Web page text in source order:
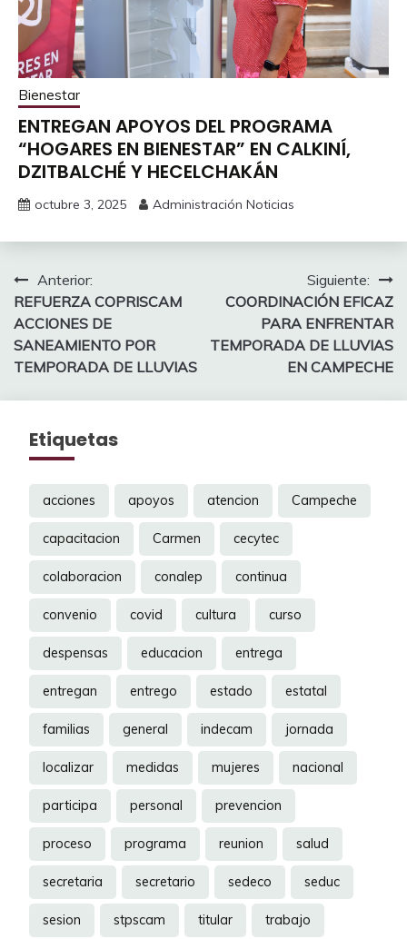
Bienestar
ENTREGAN APOYOS DEL PROGRAMA
“HOGARES EN BIENESTAR” EN CALKINÍ,
DZITBALCHÉ Y HECELCHAKÁN
octubre 3, 2025 Administración Noticias
Navegación
de
entradas
Anterior:
REFUERZA COPRISCAM
ACCIONES DE
SANEAMIENTO POR
TEMPORADA DE LLUVIAS
Siguiente:
COORDINACIÓN EFICAZ
PARA ENFRENTAR
TEMPORADA DE LLUVIAS
EN CAMPECHE
Etiquetas
acciones apoyos atencion Campeche
capacitacion Carmen cecytec
colaboracion conalep continua
convenio covid cultura curso
despensas educacion entrega
entregan entrego estado estatal
familias general indecam jornada
localizar medidas mujeres nacional
participa personal prevencion
proceso programa reunion salud
secretaria secretario sedeco seduc
sesion stpscam titular trabajo